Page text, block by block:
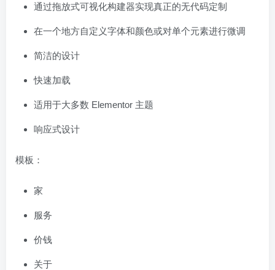
通过拖放式可视化构建器实现真正的无代码定制
在一个地方自定义字体和颜色或对单个元素进行微调
简洁的设计
快速加载
适用于大多数 Elementor 主题
响应式设计
模板：
家
服务
价钱
关于